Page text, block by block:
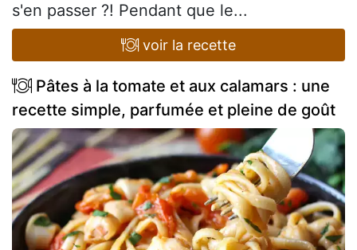
s'en passer ?! Pendant que le...
voir la recette
Pâtes à la tomate et aux calamars : une
recette simple, parfumée et pleine de goût